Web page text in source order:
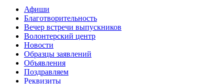
Афиши
Благотворительность
Вечер встречи выпускников
Волонтерский центр
Новости
Образцы заявлений
Объявления
Поздравляем
Реквизиты